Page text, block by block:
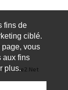
fins de
ciblé.
page, vous
aux fins
plus.